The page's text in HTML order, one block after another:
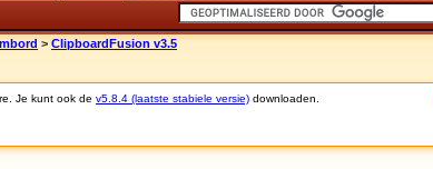
> ClipboardFusion v3.5
Je kunt ook de v5.8.4 (laatste stabiele versie) downloaden.